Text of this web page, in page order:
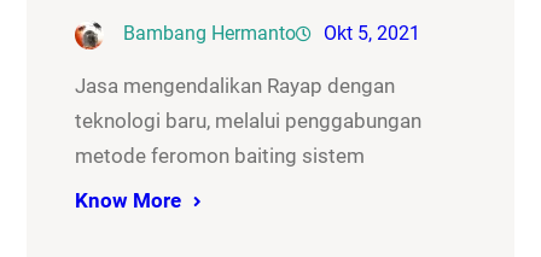
Bambang Hermanto Okt 5, 2021
Jasa mengendalikan Rayap dengan
teknologi baru, melalui penggabungan
metode feromon baiting sistem
Know More